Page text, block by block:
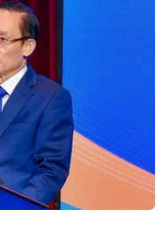
bang Đức khẳng
(ECB) sẵn sàng
thấy dấu hiệu